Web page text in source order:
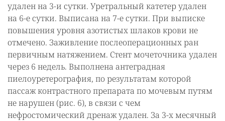
удален на 3-и сутки. Уретральный катетер удален
на 6-е сутки. Выписана на 7-е сутки. При выписке
повышения уровня азотистых шлаков крови не
отмечено. Заживление послеоперационных ран
первичным натяжением. Стент мочеточника удален
через 6 недель. Выполнена антеградная
пиелоуретерография, по результатам которой
пассаж контрастного препарата по мочевым путям
не нарушен (рис. 6), в связи с чем
нефростомический дренаж удален. За 3-х месячный